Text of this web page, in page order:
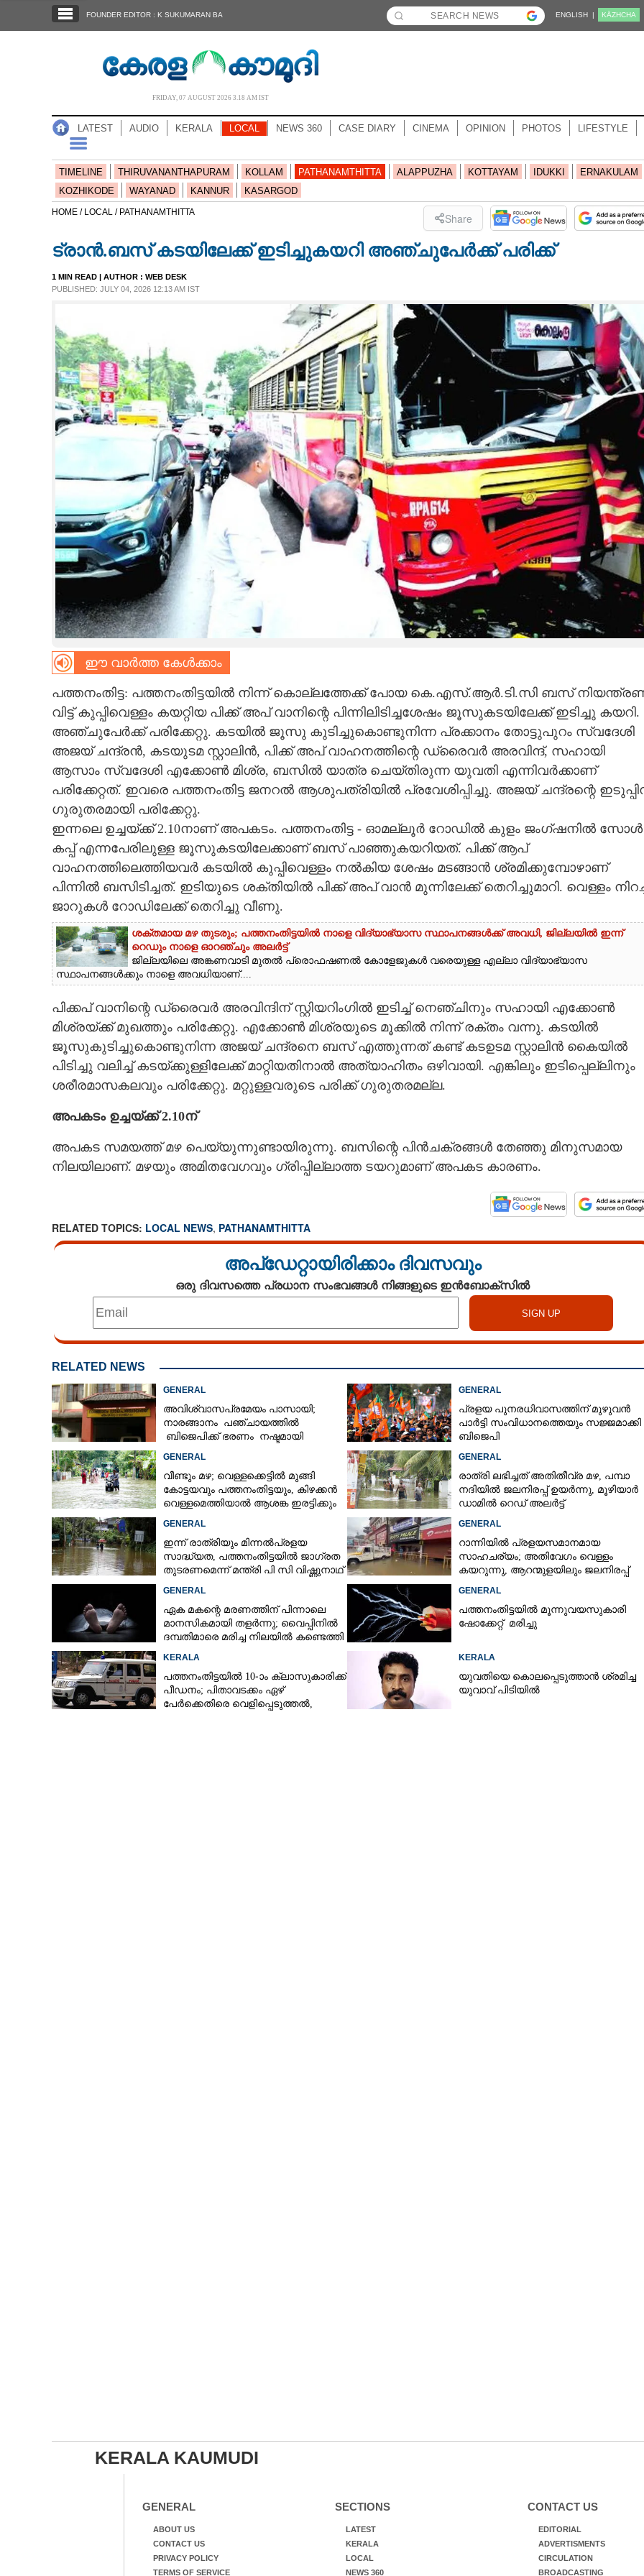
NOTIFIED NEWS
NEWS 360
CASE DIARY
CARTOONS
LITERATURE
CONTACT US
FOUNDER EDITOR : K SUKUMARAN BA ENGLISH | KĀZHCHA
FRIDAY, 07 AUGUST 2026 3.18 AM IST
LATEST AUDIO KERALA LOCAL NEWS 360 CASE DIARY CINEMA OPINION PHOTOS LIFESTYLE
TIMELINE THIRUVANANTHAPURAM KOLLAM PATHANAMTHITTA ALAPPUZHA KOTTAYAM IDUKKI ERNAKULAM
KOZHIKODE
WAYANAD KANNUR KASARGOD
HOME / LOCAL / PATHANAMTHITTA Share
ട്രാൻ.ബസ് കടയിലേക്ക് ഇടിച്ചുകയറി അഞ്ചുപേർക്ക് പരിക്ക്
1 MIN READ | AUTHOR : WEB DESK
PUBLISHED: JULY 04, 2026 12:13 AM IST
ഈ വാർത്ത കേൾക്കാം
പത്തനംതിട്ട: പത്തനംതിട്ടയിൽ നിന്ന് കൊല്ലത്തേക്ക് പോയ കെ.എസ്.ആർ.ടി.സി ബസ്
വിട്ട് കുപ്പിവെള്ളം കയറ്റിയ പിക്ക് അപ് വാനിന്റെ പിന്നിലിടിച്ചശേഷം ജൂസുകടയിലേക്ക് ഇടിച്ചു കയറി.
അഞ്ചുപേർക്ക് പരിക്കേറ്റു. കടയിൽ ജൂസു കുടിച്ചുകൊണ്ടുനിന്ന പ്രക്കാനം തോട്ടുപുറം സ്വദേശി
അജയ് ചന്ദ്രൻ, കടയുടമ സ്റ്റാലിൻ, പിക്ക് അപ് വാഹനത്തിന്റെ ഡ്രൈവർ അരവിന്ദ്, സഹായി
ആസാം സ്വദേശി എക്കോൺ മിശ്ര, ബസിൽ യാത്ര ചെയ്തിരുന്ന യുവതി എന്നിവർക്കാണ്
പരിക്കേറ്റത്. ഇവരെ പത്തനംതിട്ട ജനറൽ ആശുപത്രിയിൽ പ്രവേശിപ്പിച്ചു. അജയ് ചന്ദ്രന്റെ
ഗുരുതരമായി പരിക്കേറ്റു.
ഇന്നലെ ഉച്ചയ്ക്ക് 2.10നാണ് അപകടം. പത്തനംതിട്ട - ഓമല്ലൂർ റോഡിൽ കുളം ജംഗ്ഷനിൽ സോൾ
കപ്പ് എന്നപേരിലുള്ള ജൂസുകടയിലേക്കാണ് ബസ് പാഞ്ഞുകയറിയത്. പിക്ക് ആപ്
വാഹനത്തിലെത്തിയവർ കടയിൽ കുപ്പിവെള്ളം നൽകിയ ശേഷം മടങ്ങാൻ ശ്രമിക്കുമ്പോഴാണ്
പിന്നിൽ ബസിടിച്ചത്. ഇടിയുടെ ശക്തിയിൽ പിക്ക് അപ് വാൻ മുന്നിലേക്ക് തെറിച്ചുമാറി. വെള്ളം
ജാറുകൾ റോഡിലേക്ക് തെറിച്ചു വീണു.
ശക്തമായ മഴ തുടരും; പത്തനംതിട്ടയിൽ നാളെ വിദ്യാഭ്യാസ സ്ഥാപനങ്ങൾക്ക് അവധി,​ ജില്ലയിൽ ഇന്ന്
റെ‌ഡും നാളെ ഓറഞ്ചും അലർട്ട്
ജില്ലയിലെ അങ്കണവാടി മുതൽ പ്രൊഫഷണൽ കോളേജുകൾ വരെയുള്ള എല്ലാ വിദ്യാഭ്യാസ
സ്ഥാപനങ്ങൾക്കും നാളെ അവധിയാണ്....
പിക്കപ് വാനിന്റെ ഡ്രൈവർ അരവിന്ദിന് സ്റ്റിയറിംഗിൽ ഇടിച്ച് നെഞ്ചിനും സഹായി എക്കോൺ
മിശ്രയ്ക്ക് മുഖത്തും പരിക്കേറ്റു. എക്കോൺ മിശ്രയുടെ മൂക്കിൽ നിന്ന് രക്തം വന്നു. കടയിൽ
ജൂസുകുടിച്ചുകൊണ്ടുനിന്ന അജയ് ചന്ദ്രനെ ബസ് എത്തുന്നത് കണ്ട് കടഉടമ സ്റ്റാലിൻ കൈയിൽ
പിടിച്ചു വലിച്ച് കടയ്ക്കുള്ളിലേക്ക് മാറ്റിയതിനാൽ അത്യാഹിതം ഒഴിവായി. എങ്കിലും ഇടിപ്പെല്ലിനും
ശരീരമാസകലവും പരിക്കേറ്റു. മറ്റുള്ളവരുടെ പരിക്ക് ഗുരുതരമല്ല.
അപകടം ഉച്ചയ്ക്ക് 2.10ന്
അപകട സമയത്ത് മഴ പെയ്യുന്നുണ്ടായിരുന്നു. ബസിന്റെ പിൻചക്രങ്ങൾ തേഞ്ഞു മിനുസമായ
നിലയിലാണ്. മഴയും അമിതവേഗവും ഗ്രിപ്പില്ലാത്ത ടയറുമാണ് അപകട കാരണം.
RELATED TOPICS: LOCAL NEWS, PATHANAMTHITTA
അപ്ഡേറ്റായിരിക്കാം ദിവസവും
ഒരു ദിവസത്തെ പ്രധാന സംഭവങ്ങൾ നിങ്ങളുടെ ഇൻബോക്സിൽ
RELATED NEWS
GENERAL
അവിശ്വാസപ്രമേയം പാസായി;
നാരങ്ങാനം പഞ്ചായത്തിൽ
ബിജെപിക്ക് ഭരണം നഷ്ടമായി
GENERAL
പ്രളയ പുനരധിവാസത്തിന് മുഴുവൻ
പാർട്ടി സംവിധാനത്തെയും സജ്ജമാക്കി
ബിജെപി
GENERAL
വീണ്ടും മഴ; വെള്ളക്കെട്ടിൽ മുങ്ങി
കോട്ടയവും പത്തനംതിട്ടയും, കിഴക്കൻ
വെള്ളമെത്തിയാൽ ആശങ്ക ഇരട്ടിക്കും
GENERAL
രാത്രി ലഭിച്ചത് അതിതീവ്ര മഴ, പമ്പാ
നദിയിൽ ജലനിരപ്പ് ഉയർന്നു, മൂഴിയാർ
ഡാമിൽ റെഡ് അലർട്ട്
GENERAL
ഇന്ന് രാത്രിയും മിന്നൽപ്രളയ
സാദ്ധ്യത,​ പത്തനംതിട്ടയിൽ ജാഗ്രത
തുടരണമെന്ന് മന്ത്രി പി സി വിഷ്ണുനാഥ്
GENERAL
റാന്നിയിൽ പ്രളയസമാനമായ
സാഹചര്യം; അതിവേഗം വെള്ളം
കയറുന്നു, ആറന്മുളയിലും ജലനിരപ്പ്
GENERAL
ഏക മകന്റെ മരണത്തിന് പിന്നാലെ
മാനസികമായി തളർന്നു; വൈപ്പിനിൽ
ദമ്പതിമാരെ മരിച്ച നിലയിൽ കണ്ടെത്തി
GENERAL
പത്തനംതിട്ടയിൽ മൂന്നുവയസുകാരി
ഷോക്കേറ്റ് മരിച്ചു
KERALA
പത്തനംതിട്ടയിൽ 10-ാം ക്ലാസുകാരിക്ക്
പീഡനം; പിതാവടക്കം ഏഴ്
പേർക്കെതിരെ വെളിപ്പെടുത്തൽ,
KERALA
യുവതിയെ കൊലപ്പെടുത്താൻ ശ്രമിച്ച
യുവാവ് പിടിയിൽ
KERALA KAUMUDI
GENERAL
ABOUT US
CONTACT US
PRIVACY POLICY
TERMS OF SERVICE
SECTIONS
LATEST
KERALA
LOCAL
NEWS 360
CONTACT US
EDITORIAL
ADVERTISMENTS
CIRCULATION
BROADCASTING
ട്രാൻ.ബസ് കടയിലേക്ക് ഇടിച്ചുകയറി
അഞ്ചുപേർക്ക് പരിക്ക്
Copy Link